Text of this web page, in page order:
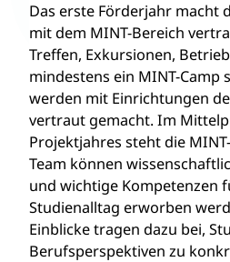
Das erste Förderjahr macht
mit dem MINT-Bereich
Treffen, Exkursionen,
mindestens ein MINT-Camp
werden mit Einrichtungen
vertraut gemacht. Im
Projektjahres steht die
Team können
und wichtige Kompetenzen
Studienalltag erworben
Einblicke tragen dazu bei,
Berufsperspektiven zu